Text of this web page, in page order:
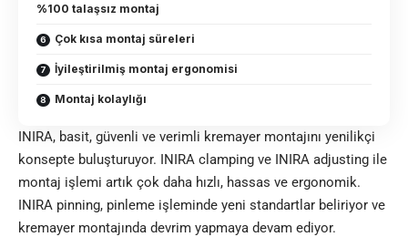
%100 talaşsız montaj
Çok kısa montaj süreleri
İyileştirilmiş montaj ergonomisi
Montaj kolaylığı
INIRA, basit, güvenli ve verimli kremayer montajını yenilikçi
konsepte buluşturuyor. INIRA clamping ve INIRA adjusting ile
montaj işlemi artık çok daha hızlı, hassas ve ergonomik.
INIRA pinning, pinleme işleminde yeni standartlar beliriyor ve
kremayer montajında devrim yapmaya devam ediyor.